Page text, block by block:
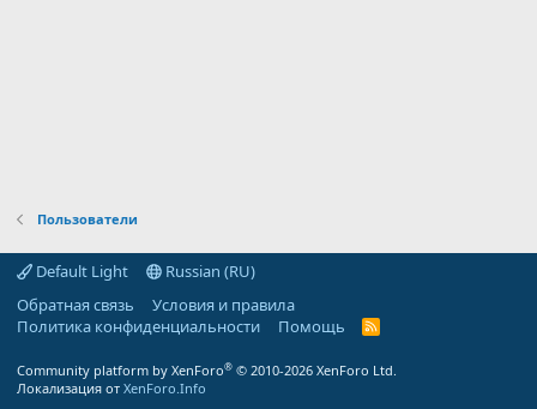
Пользователи
Default Light
Russian (RU)
Обратная связь
Условия и правила
Политика конфиденциальности
Помощь
R
Community platform by XenForo® © 2010-2026 XenForo Ltd.
Локализация от XenForo.Info